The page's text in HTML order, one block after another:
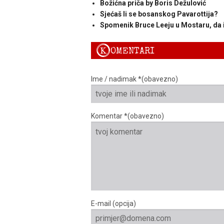
Božićna priča by Boris Dežulović
Sjećaš li se bosanskog Pavarottija?
Spomenik Bruce Leeju u Mostaru, da
KOMENTARI
Ime / nadimak *(obavezno)
Komentar *(obavezno)
E-mail (opcija)